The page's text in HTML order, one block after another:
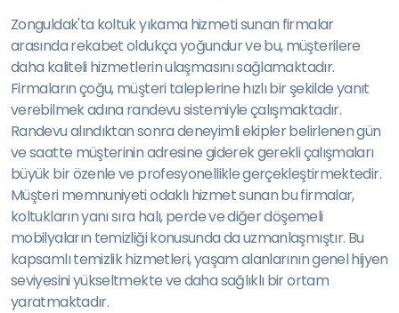
Zonguldak'ta koltuk yıkama hizmeti sunan firmalar
arasında rekabet oldukça yoğundur ve bu, müşterilere
daha kaliteli hizmetlerin ulaşmasını sağlamaktadır.
Firmaların çoğu, müşteri taleplerine hızlı bir şekilde yanıt
verebilmek adına randevu sistemiyle çalışmaktadır.
Randevu alındıktan sonra deneyimli ekipler belirlenen gün
ve saatte müşterinin adresine giderek gerekli çalışmaları
büyük bir özenle ve profesyonellikle gerçekleştirmektedir.
Müşteri memnuniyeti odaklı hizmet sunan bu firmalar,
koltukların yanı sıra halı, perde ve diğer döşemeli
mobilyaların temizliği konusunda da uzmanlaşmıştır. Bu
kapsamlı temizlik hizmetleri, yaşam alanlarının genel hijyen
seviyesini yükseltmekte ve daha sağlıklı bir ortam
yaratmaktadır.